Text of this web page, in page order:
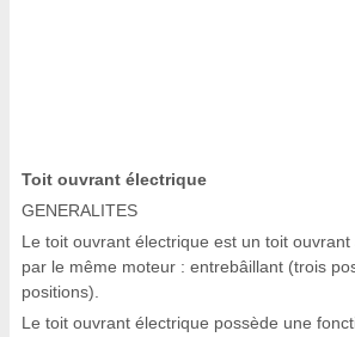
Toit ouvrant électrique
GENERALITES
Le toit ouvrant électrique est un toit
par le même moteur : entrebâillant (trois
positions).
Le toit ouvrant électrique possède une